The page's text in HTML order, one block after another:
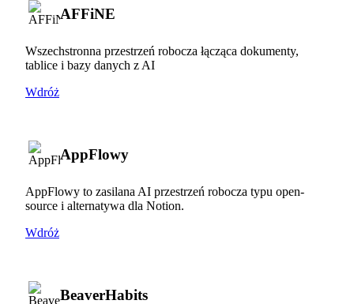
AFFiNE
Wszechstronna przestrzeń robocza łącząca dokumenty,
tablice i bazy danych z AI
Wdróż
AppFlowy
AppFlowy to zasilana AI przestrzeń robocza typu open-
source i alternatywa dla Notion.
Wdróż
BeaverHabits